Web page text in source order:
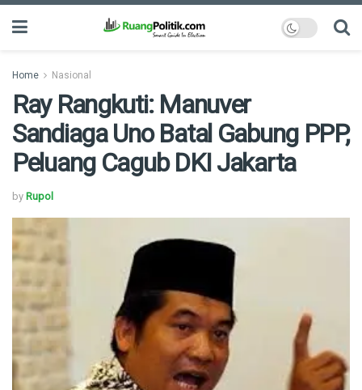
Home Nasional
Ray Rangkuti: Manuver
Sandiaga Uno Batal Gabung PPP,
Peluang Cagub DKI Jakarta
by Rupol